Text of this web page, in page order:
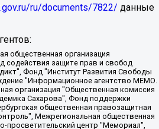
ru/documents/7822/ данные
София Юрьевна, Карезина Инна Павловна, Кильтау Екатерина Викторовна, Петров Алексей Викторович, Пискунов Сергей Евгеньевич, Смирнов Сергей Сергеевич, Тихонов Михаил Сергеевич, Общество с ограниченной ответственностью "ЖУРНАЛИСТ-ИНОСТРАННЫЙ АГЕНТ", Арапова Галина Юрьевна, Вольтская Татьяна Анатольевна, Американская компания "Mason G.E.S. Anonymous Foundation" (США), являющаяся владельцем интернет-издания https://mnews.world/, Компания "Stichting Bellingcat", зарегистрированная в Нидерландах (дата регистрации 11.07.2018), Захаров Андрей Вячеславович, Клепиковская Екатерина Дмитриевна, Общество с ограниченной ответственностью "МЕМО", Перл Роман Александрович, Симонов Евгений Алексеевич, Соловьева Елена Анатольевна, Сотников Даниил Владимирович, Сурначева Елизавета Дмитриевна, Автономная некоммерческая организация по защите прав человека и информированию населения "Якутия – Наше Мнение", Общество с ограниченной ответственностью "Москоу диджитал медиа", с 26.01.2023 Общество с ограниченной ответственностью "Чайка Белые сады", Ветошкина Валерия Валерьевна, Заговора Максим Александрович, Межрегиональное общественное движение "Российская ЛГБТ - сеть", Оленичев Максим Владимирович, Павлов Иван Юрьевич, Скворцова Елена Сергеевна, Общество с ограниченной ответственностью "Как бы инагент", Кочетков Игорь Викторович, Общество с ограниченной ответственностью "Честные выборы", Еланчик Олег Александрович, Общество с ограниченной ответственностью "Нобелевский призыв", Гималова Регина Эмилевна, Григорьев Андрей Валерьевич, Григорьева Алина Александровна, Ассоциация по содействию защите прав призывников, альтернативнослужащих и военнослужащих "Правозащитная группа "Гражданин.Армия.Право", Хисамова Регина Фаритовна, Автономная некоммерческая организация по реализации социально-правовых программ "Лилит", Дальневосточное общественное движение "Маяк", Санкт-Петербургская ЛГБТ-инициативная группа "Выход", Инициативная группа ЛГБТ+ "Реверс", Алексеев Андрей Викторович, Бекбулатова Таисия Львовна, Беляев Иван Михайлович, Владыкина Елена Сергеевна, Гельман Марат Александрович, Никульшина Вероника Юрьевна, Толоконникова Надежда Андреевна, Шендерович Виктор Анатольевич, Общество с ограниченной ответственностью "Данное сообщение", Общество с ограниченной ответственностью Издательский дом "Новая глава", Айнбиндер Александра Александровна, Московский комьюнити-центр для ЛГБТ+инициатив, Благотворительный фонд развития филантропии, Deutsche Welle (Германия, Kurt-Schumacher-Strasse 3, 53113 Bonn), Борзунова Мария Михайловна, Воробьев Виктор Викторович, Голубева Анна Львовна, Константинова Алла Михайловна, Малкова Ирина Владимировна, Мурадов Мурад Абдулгалимович, Осетинская Елизавета Николаевна, Понасенков Евгений Николаевич, Ганапольский Матвей Юрьевич, Киселев Евгений Алексеевич, Борухович Ирина Григорьевна, Дремин Иван Тимофеевич, Дубровский Дмитрий Викторович, Красноярская региональная общественная организация поддержки и развития альтернативных образовательных технологий и межкультурных коммуникаций "ИНТЕРРА", Маяковская Екатерина Алексеевна, Фейгин Марк Захарович, Филимонов Андрей Викторович, Дзугкоева Регина Николаевна, Доброхотов Роман Александрович, Дудь Юрий Александрович, Елкин Сергей Владимирович, Кругликов Кирилл Игоревич, Сабунаева Мария Леонидовна, Семенов Алексей Владимирович, Шаинян Карен Багратович, Шульман Екатерина Михайловна, Асафьев Артур Валерьевич, Вахштайн Виктор Семенович, Венедиктов Алексей Алексеевич, Лушникова Екатерина Евгеньевна, Волков Леонид Михайлович, Невзоров Александр Глебович, Пархоменко Сергей Борисович, Сироткин Ярослав Николаевич, Кара-Мурза Владимир Владимирович, Баранова Наталья Владимировна, Гозман Леонид Яковлевич, Кагарлицкий Борис Юльевич, Климарев Михаил Валерьевич, Милов Владимир Станиславович, Автономная некоммерческая организация Краснодарский центр современного искусства "Типография", Моргенштерн Алишер Тагирович, Соболь Любовь Эдуардовна, Общество с ограниченной ответственностью "ЛИЗА НОРМ", Каспаров Гарри Кимович, Ходорковский Михаил Борисович, Общество с ограниченной ответственностью "Апрельские тезисы", Данилович Ирина Брониславовна, Кашин Олег Владимирович, Петров Николай Владимирович, Пивоваров Алексей Владимирович, Соколов Михаил Владимирович, Цветкова Юлия Владимировна, Чичваркин Евгений Александрович, Комитет против пыток/Команда против пыток, Общество с ограниченной ответственностью "Первый научный", Общество с ограниченной ответственностью "Вертолет и ко", Белоцерковская Вероника Борисовна, Кац Максим Евгеньевич, Лазарева Татьяна Юрьевна, Шаведдинов Руслан Табризович, Яшин Илья Валерьевич, Общество с ограниченной ответственностью "Иноагент ААВ", Алешковский Дмитрий Петрович, Альбац Евгения Марковна, Быков Дмитрий Львович, Галямина Юлия Евгеньевна, Лойко Сергей Леонидович, Мартынов Кирилл Константинович, Медведев Сергей Александрович, Крашенинников Федор Геннадиевич, Гордеева Катерина Вл